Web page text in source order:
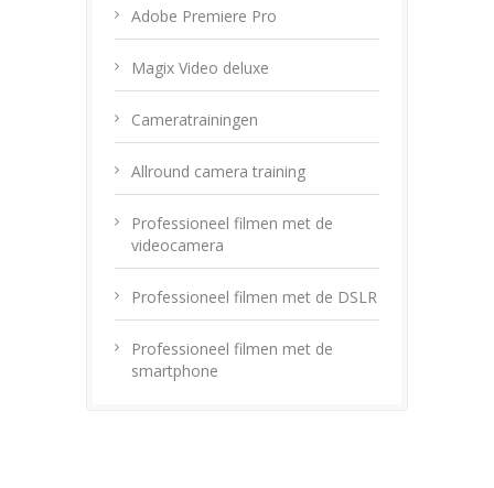
Adobe Premiere Pro
Magix Video deluxe
Cameratrainingen
Allround camera training
Professioneel filmen met de
videocamera
Professioneel filmen met de DSLR
Professioneel filmen met de
smartphone